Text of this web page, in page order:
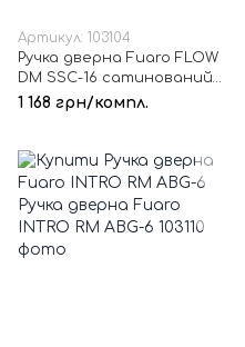
Артикул: 103104
Ручка дверна Fuaro FLOW
DM SSC-16 сатинований
хром
1 168 грн/компл.